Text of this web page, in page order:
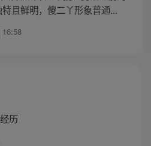
且鲜明，傻二丫形象普通...
16:58
历